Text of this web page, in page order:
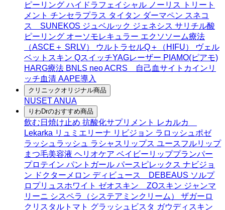
ピーリング ハイドラフェイシャル ノーリス
トリート
メント チンセラプラス タイタン ダーマペン スネコ
ス SUNEKOS ジュベルック ジェネシス サリチル酸
ピーリング オーソモレキュラー エクソソーム療法
（ASCE＋ SRLV）
ウルトラセルQ＋（HIFU）
ヴェル
ベットスキン QスイッチYAGレーザー PIAMO(ピアモ)
HARG療法 BNLS neoACRS 自己血サイトカインリ
ッチ血清 AAPE導入
クリニックオリジナル商品
NUSETANUA
りわDrのおすすめ商品
飲む日焼け止め 抗酸化サプリメント レカルカ
Lekarka リュミエリーナ リビジョン ラロッシュポゼ
ラッシュラッシュ ラシャスリップス ユースフルリップ
まつ毛美容液 ヘリオケア ベイビーリッププランパー
プロテイン パントガール パースピレックス ナビジョ
ン ドクターメロン ディビュース DEBEAUS ソルプ
ロプリュスホワイト ゼオスキン ZOスキン ジャンマ
リーニ シスペラ（システアミンクリーム）
ザガーロ
クリスタルトマト グラッシュビスタ ガウディスキン